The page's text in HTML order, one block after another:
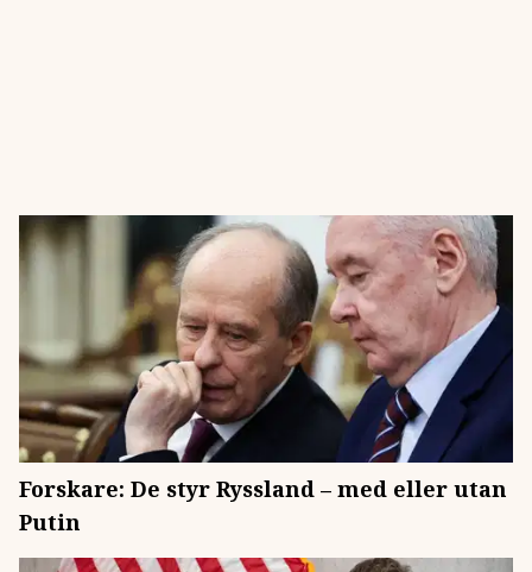
Forskare: De styr Ryssland – med eller utan
Putin